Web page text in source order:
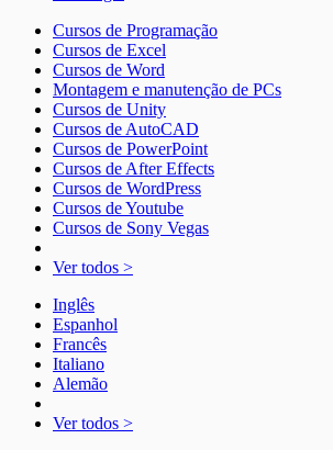
Cursos de Programação
Cursos de Excel
Cursos de Word
Montagem e manutenção de PCs
Cursos de Unity
Cursos de AutoCAD
Cursos de PowerPoint
Cursos de After Effects
Cursos de WordPress
Cursos de Youtube
Cursos de Sony Vegas
Ver todos >
Inglês
Espanhol
Francês
Italiano
Alemão
Ver todos >